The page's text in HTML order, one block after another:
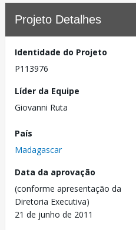
Projeto Detalhes
Identidade do Projeto
P113976
Líder da Equipe
Giovanni Ruta
País
Madagascar
Data da aprovação
(conforme apresentação da
Diretoria Executiva)
21 de junho de 2011